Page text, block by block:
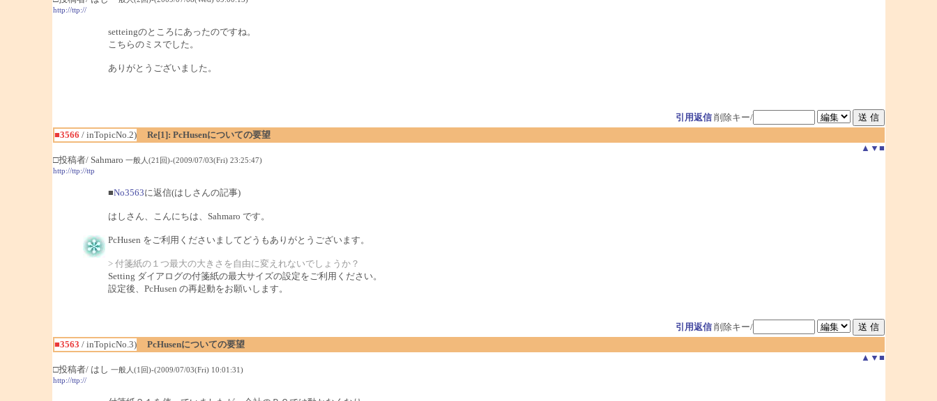
http://ttp://
setteingのところにあったのですね。
こちらのミスでした。
ありがとうございました。
引用返信 削除キー/
■3566 / inTopicNo.2)
Re[1]: PcHusenについての要望
▲ ▼ ■
□投稿者/ Sahmaro 一般人(21回)-(2009/07/03(Fri) 23:25:47)
http://ttp://ttp
■No3563に返信(はしさんの記事)
はしさん、こんにちは、Sahmaro です。
PcHusen をご利用くださいましてどうもありがとうございます。
> 付箋紙の１つ最大の大きさを自由に変えれないでしょうか？
Setting ダイアログの付箋紙の最大サイズの設定をご利用ください。
設定後、PcHusen の再起動をお願いします。
引用返信 削除キー/
■3563 / inTopicNo.3)
PcHusenについての要望
▲ ▼ ■
□投稿者/ はし 一般人(1回)-(2009/07/03(Fri) 10:01:31)
http://ttp://